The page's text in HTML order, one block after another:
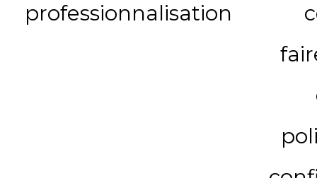
professionnalisation